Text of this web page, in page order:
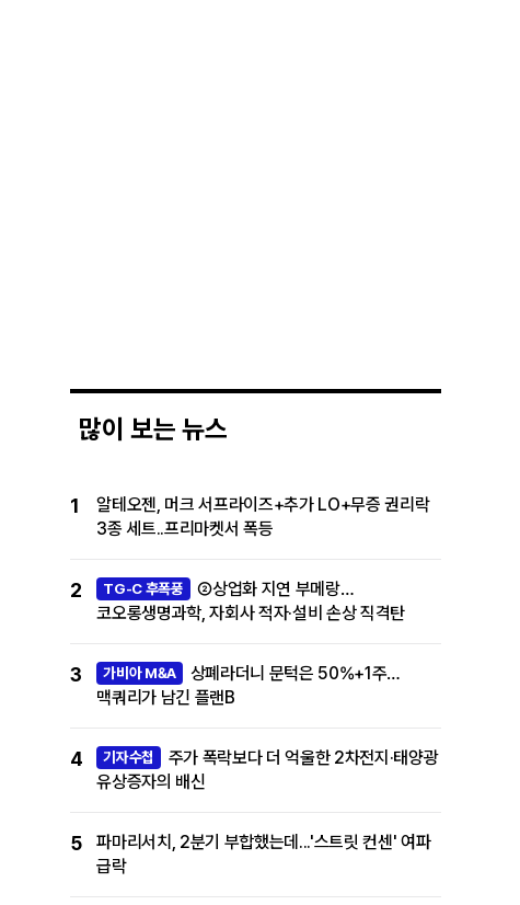
많이 보는 뉴스
1
알테오젠, 머크 서프라이즈+추가 LO+무증 권리락
3종 세트..프리마켓서 폭등
2 TG-C 후폭풍
②상업화 지연 부메랑…
코오롱생명과학, 자회사 적자·설비 손상 직격탄
3 가비아 M&A
상폐라더니 문턱은 50%+1주…
맥쿼리가 남긴 플랜B
4 기자수첩
주가 폭락보다 더 억울한 2차전지·태양광
유상증자의 배신
5
파마리서치, 2분기 부합했는데...'스트릿 컨센' 여파
급락